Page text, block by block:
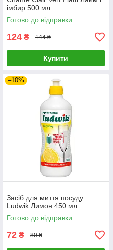
імбир 500 мл
Готово до відправки
124 ₴ 144 ₴
Купити
–10%
Засіб для миття посуду
Ludwik Лимон 450 мл
Готово до відправки
72 ₴ 80 ₴